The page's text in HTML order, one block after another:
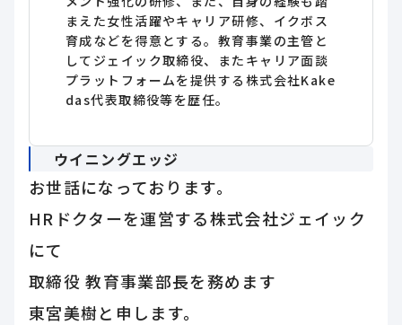
まえた女性活躍やキャリア研修、イクボス
育成などを得意とする。教育事業の主管と
してジェイック取締役、またキャリア面談
プラットフォームを提供する株式会社Kake
das代表取締役等を歴任。
ウイニングエッジ
お世話になっております。
HRドクターを運営する株式会社ジェイック
にて
取締役 教育事業部長を務めます
東宮美樹と申します。